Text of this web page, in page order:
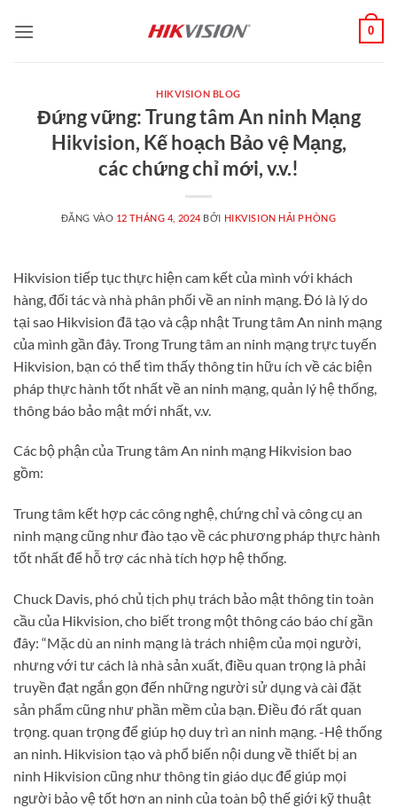
qua
0
HIKVISION BLOG
Đứng vững: Trung tâm An ninh Mạng
Hikvision, Kế hoạch Bảo vệ Mạng,
các chứng chỉ mới, v.v.!
ĐĂNG VÀO 12 THÁNG 4, 2024 BỞI HIKVISION HẢI PHÒNG
Hikvision tiếp tục thực hiện cam kết của mình với khách
hàng, đối tác và nhà phân phối về an ninh mạng. Đó là lý do
tại sao Hikvision đã tạo và cập nhật Trung tâm An ninh mạng
của mình gần đây. Trong Trung tâm an ninh mạng trực tuyến
Hikvision, bạn có thể tìm thấy thông tin hữu ích về các biện
pháp thực hành tốt nhất về an ninh mạng, quản lý hệ thống,
thông báo bảo mật mới nhất, v.v.
Các bộ phận của Trung tâm An ninh mạng Hikvision bao
gồm:
Trung tâm kết hợp các công nghệ, chứng chỉ và công cụ an
ninh mạng cũng như đào tạo về các phương pháp thực hành
tốt nhất để hỗ trợ các nhà tích hợp hệ thống.
Chuck Davis, phó chủ tịch phụ trách bảo mật thông tin toàn
cầu của Hikvision, cho biết trong một thông cáo báo chí gần
đây: “Mặc dù an ninh mạng là trách nhiệm của mọi người,
nhưng với tư cách là nhà sản xuất, điều quan trọng là phải
truyền đạt ngắn gọn đến những người sử dụng và cài đặt
sản phẩm cũng như phần mềm của bạn. Điều đó rất quan
trọng. quan trọng để giúp họ duy trì an ninh mạng. -Hệ thống
an ninh. Hikvision tạo và phổ biến nội dung về thiết bị an
ninh Hikvision cũng như thông tin giáo dục để giúp mọi
người bảo vệ tốt hơn an ninh của toàn bộ thế giới kỹ thuật